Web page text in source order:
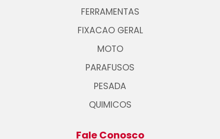
FERRAMENTAS
FIXACAO GERAL
MOTO
PARAFUSOS
PESADA
QUIMICOS
Fale Conosco